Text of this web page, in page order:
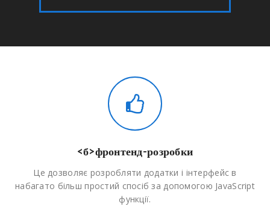
<б>фронтенд-розробки
Це дозволяє розробляти додатки і інтерфейс в
набагато більш простий спосіб за допомогою JavaScript
функції.